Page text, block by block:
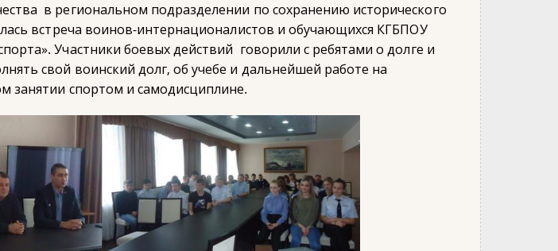
в региональном подразделении по сохранению исторического
встреча воинов-интернационалистов и обучающихся КГБПОУ
Участники боевых действий говорили с ребятами о долге и
свой воинский долг, об учебе и дальнейшей работе на
занятии спортом и самодисциплине.